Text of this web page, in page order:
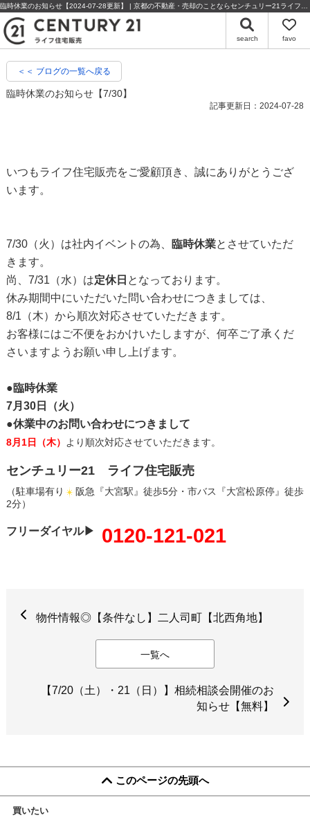
search favo
＜＜ ブログの一覧へ戻る
臨時休業のお知らせ【7/30】
記事更新日：2024-07-28
いつもライフ住宅販売をご愛顧頂き、誠にありがとうござ
います。
7/30（火）は社内イベントの為、 臨時休業とさせていただ
きます。
尚、7/31（水）は定休日 となっております。
休み期間中にいただいた問い合わせにつきましては、
8/1（木）から順次対応させていただきます。
お客様にはご不便をおかけいたしますが、何卒ご了承くだ
さいますようお願い申し上げます。
●臨時休業
7月30日（火）
●休業中のお問い合わせにつきまして
8月1日（木） より順次対応させていただきます。
センチュリー21 ライフ住宅販売
（駐車場有り
阪急『大宮駅』徒歩5分・市バス『大宮松原停』徒歩
2分）
フリーダイヤル▶ 0120-121-021
物件情報◎【条件なし】二人司町【北西角地】
一覧へ
【7/20（土）・21（日）】相続相談会開催のお
知らせ【無料】
このページの先頭へ
買いたい